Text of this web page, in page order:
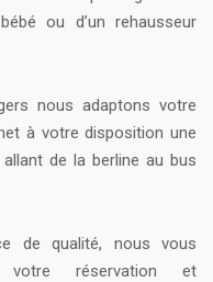
ou d’un rehausseur
nous adaptons votre
à votre disposition une
de la berline au bus
de qualité, nous vous
votre réservation et